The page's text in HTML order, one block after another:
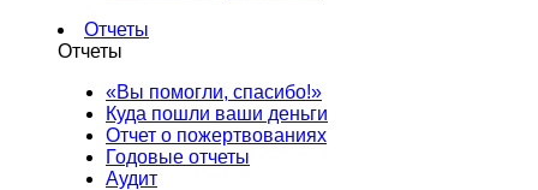
Отчеты
Отчеты
«Вы помогли, спасибо!»
Куда пошли ваши деньги
Отчет о пожертвованиях
Годовые отчеты
Аудит